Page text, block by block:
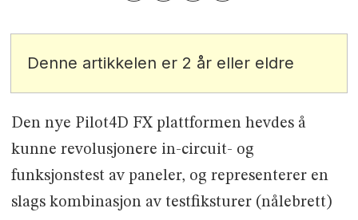
Denne artikkelen er 2 år eller eldre
Den nye Pilot4D FX plattformen hevdes å
kunne revolusjonere in-circuit- og
funksjonstest av paneler, og representerer en
slags kombinasjon av testfiksturer (nålebrett)